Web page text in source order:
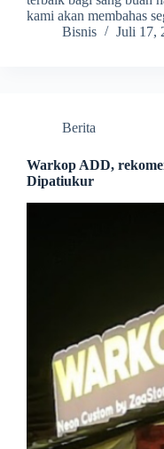
kami akan membahas
Bisnis
Juli 17,
Berita
Warkop ADD,
Dipatiukur